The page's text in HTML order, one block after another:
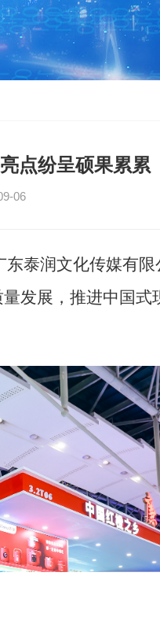
点纷呈硕果累累
06
泰润文化传媒有
发展，推进中国式